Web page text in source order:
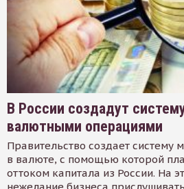
В России создадут
валютными операциями
Правительство создает систему
в валюте, с помощью которой
оттоком капитала из России. На